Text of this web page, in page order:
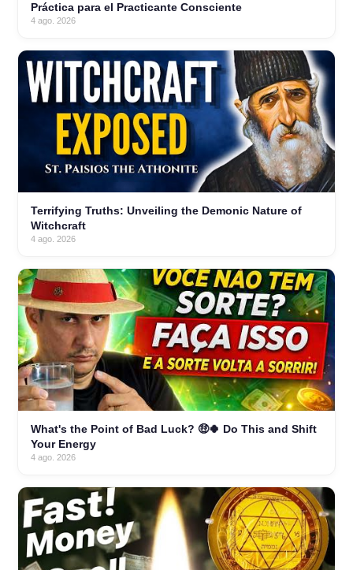
Práctica para el Practicante Consciente
4 ago. 2026
Terrifying Truths: Unveiling the Demonic Nature of
Witchcraft
4 ago. 2026
What's the Point of Bad Luck? 🤑🍀 Do This and Shift
Your Energy
4 ago. 2026